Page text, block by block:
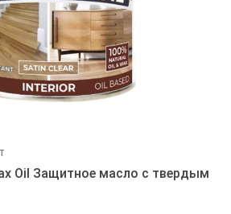
Oil Защитное масло с твердым